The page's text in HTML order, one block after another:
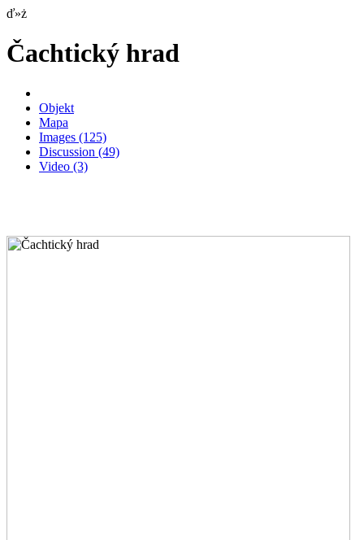
ď»ż
Čachtický hrad
Objekt
Mapa
Images (125)
Discussion (49)
Video (3)